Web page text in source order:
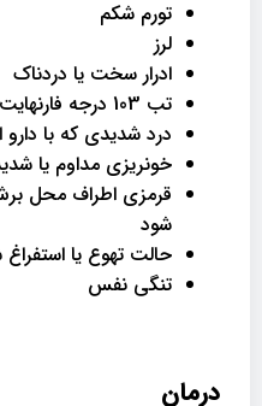
تورم شکم
لرز
ادرار سخت یا دردناک
تب 103 درجه فارنهایت (39 درجه سانتیگراد) یا بالاتر
درد شدیدی که با
خونریزی مداوم یا
قرمزی اطراف محل
شود
حالت تهوع یا
تنگی نفس
درمان